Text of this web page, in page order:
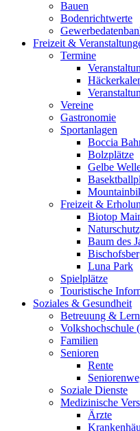
Bauen
Bodenrichtwerte
Freizeit &
Termine
Vereine
Gastronomie
Sportanlagen
Boccia
Bolzplätze
Gelbe
Freizeit &
Biotop
Baum des
Luna Park
Spielplätze
Touristische
Soziales & Gesundheit
Betreuung &
Volkshochschule
Familien
Senioren
Rente
Soziale Dienste
Medizinische
Ärzte